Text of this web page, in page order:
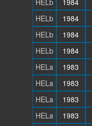
HELb
1984
HELb
1984
HELb
1984
HELb
1984
HELa
1983
HELa
1983
HELa
1983
HELa
1983